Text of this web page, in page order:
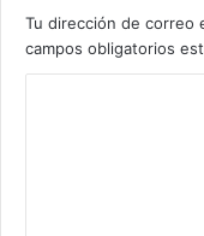
Tu dirección de correo
campos obligatorios